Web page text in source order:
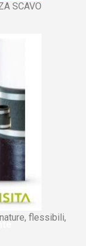
SCAVO
flessibili,